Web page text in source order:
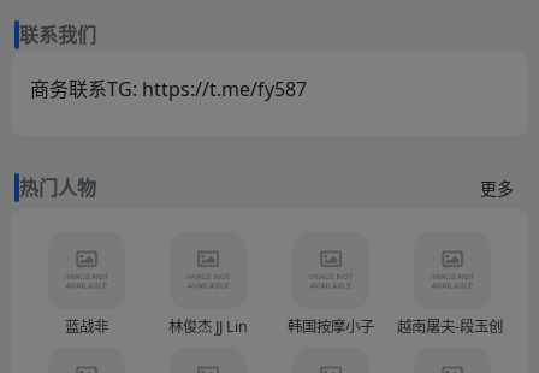
联系我们
商务联系TG: https://t.me/fy587
热门人物 更多
蓝战非 林俊杰 JJ Lin 韩国按摩小子 越南屠夫-段玉创（